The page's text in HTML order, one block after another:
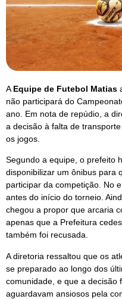
A Equipe de Futebol Matias
não participará do
ano. Em nota de repúdio, a
a decisão à falta de
os jogos.
Segundo a equipe, o prefeito
disponibilizar um ônibus para
participar da competição. No
antes do início do torneio.
chegou a propor que arcaria
apenas que a Prefeitura
também foi recusada.
A diretoria ressaltou que os
se preparado ao longo dos
comunidade, e que a decisão
aguardavam ansiosos pela